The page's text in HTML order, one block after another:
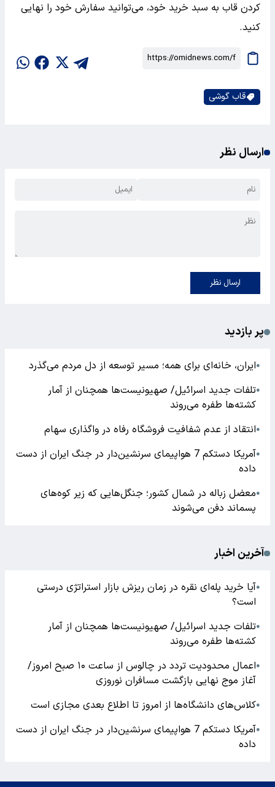
کردن قاب به سبد خرید خود، می‌توانید سفارش خود را نهایی
کنید.
قاب گوشی
ارسال نظر
ارسال نظر
پر بازدید
●ایران، خانه‌ای برای همه؛ مسیر توسعه از دل مردم می‌گذرد
●تلفات جدید اسرائیل/ صهیونیست‌ها همچنان از آمار
کشته‌ها طفره می‌روند
●انتقاد از عدم شفافیت فروشگاه رفاه در واگذاری سهام
●
آمریکا دستکم 7 هواپیمای سرنشین‌دار در جنگ ایران از دست
داده
●معضل زباله در شمال کشور؛ جنگل‌هایی که زیر کوه‌های
پسماند دفن می‌شوند
آخرین اخبار
●آیا خرید پله‌ای نقره در زمان ریزش بازار استراتژی درستی
است؟
●تلفات جدید اسرائیل/ صهیونیست‌ها همچنان از آمار
کشته‌ها طفره می‌روند
●
اعمال محدودیت تردد در چالوس از ساعت ۱۰ صبح امروز/
آغاز موج نهایی بازگشت مسافران نوروزی
●کلاس‌های دانشگاه‌ها از امروز تا اطلاع بعدی مجازی است
●
آمریکا دستکم 7 هواپیمای سرنشین‌دار در جنگ ایران از دست
داده